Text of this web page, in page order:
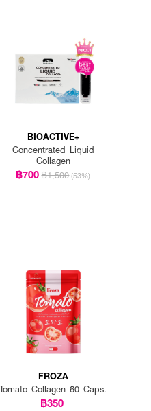
BIOACTIVE+
Concentrated Liquid
Collagen
฿700฿1,500 (53%)
FROZA
Tomato Collagen 60 Caps.
฿350